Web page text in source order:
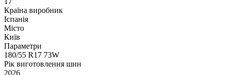
Країна виробник
Іспанія
Місто
Київ
Параметри
180/55 R17 73W
Рік виготовлення шин
2026